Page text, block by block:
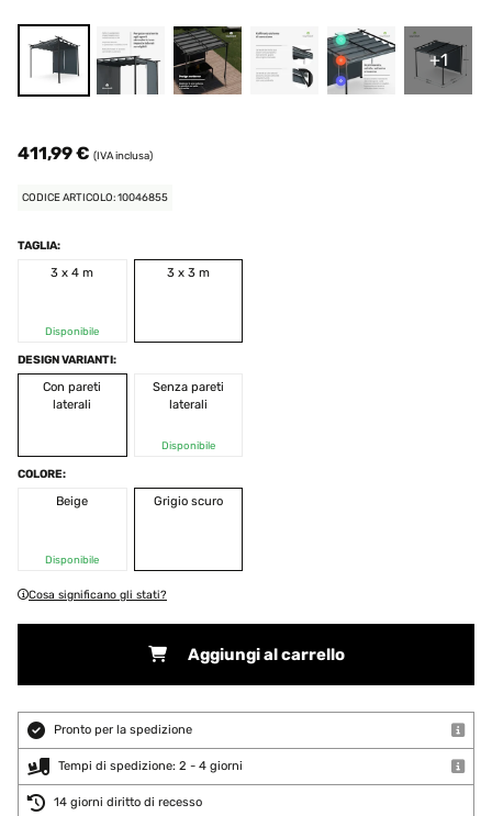
+1
411,99 € (IVA inclusa)
CODICE ARTICOLO: 10046855
TAGLIA:
3 x 4 m
Disponibile
3 x 3 m
DESIGN VARIANTI:
Con pareti
laterali
Senza pareti
laterali
Disponibile
COLORE:
Beige
Disponibile
Grigio scuro
Cosa significano gli stati?
Aggiungi al carrello
Pronto per la spedizione
Tempi di spedizione: 2 - 4 giorni
14 giorni diritto di recesso